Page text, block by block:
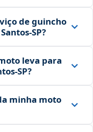
de guincho
leva para
minha moto